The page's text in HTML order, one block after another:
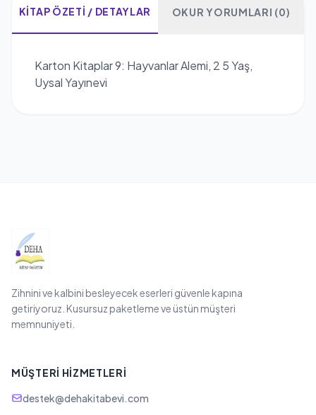
KITAP ÖZETI / DETAYLAR OKUR YORUMLARI (0)
Karton Kitaplar 9: Hayvanlar Alemi, 2 5 Yaş,
Uysal Yayınevi
Zihnini ve kalbini besleyecek eserleri güvenle kapına
getiriyoruz. Kusursuz paketleme ve üstün müşteri
memnuniyeti.
MÜŞTERI HIZMETLERI
destek@dehakitabevi.com